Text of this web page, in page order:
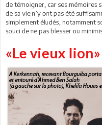
de témoigner, car ses mémoires
de sa vie n’y ont pas été
simplement éludés, notamment
souci de ne pas blesser ou
«Le vieux lion»